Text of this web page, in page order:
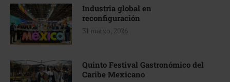
Industria global en
reconfiguración
31 marzo, 2026
Quinto Festival Gastronómico del
Caribe Mexicano